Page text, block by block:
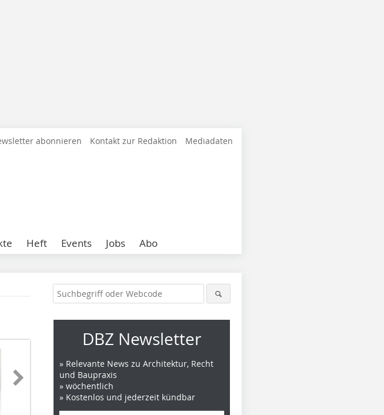
abonnieren Kontakt zur Redaktion Mediadaten
Heft Events Jobs Abo
DBZ Newsletter
» Relevante News zu Architektur, Recht
und Baupraxis
» wöchentlich
» Kostenlos und jederzeit kündbar